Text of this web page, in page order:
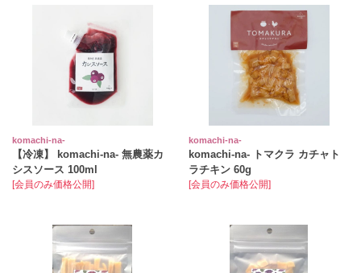
komachi‐na‐
【冷凍】 komachi-na- 無農薬カ
シスソース 100ml
[会員のみ価格公開]
komachi‐na‐
komachi‐na‐ トマクラ カチャト
ラチキン 60g
[会員のみ価格公開]